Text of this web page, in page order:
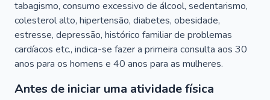
tabagismo, consumo excessivo de álcool, sedentarismo,
colesterol alto, hipertensão, diabetes, obesidade,
estresse, depressão, histórico familiar de problemas
cardíacos etc., indica-se fazer a primeira consulta aos 30
anos para os homens e 40 anos para as mulheres.
Antes de iniciar uma atividade física